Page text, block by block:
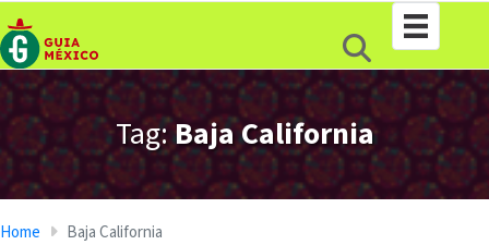
Tag:Baja California
Home Baja California